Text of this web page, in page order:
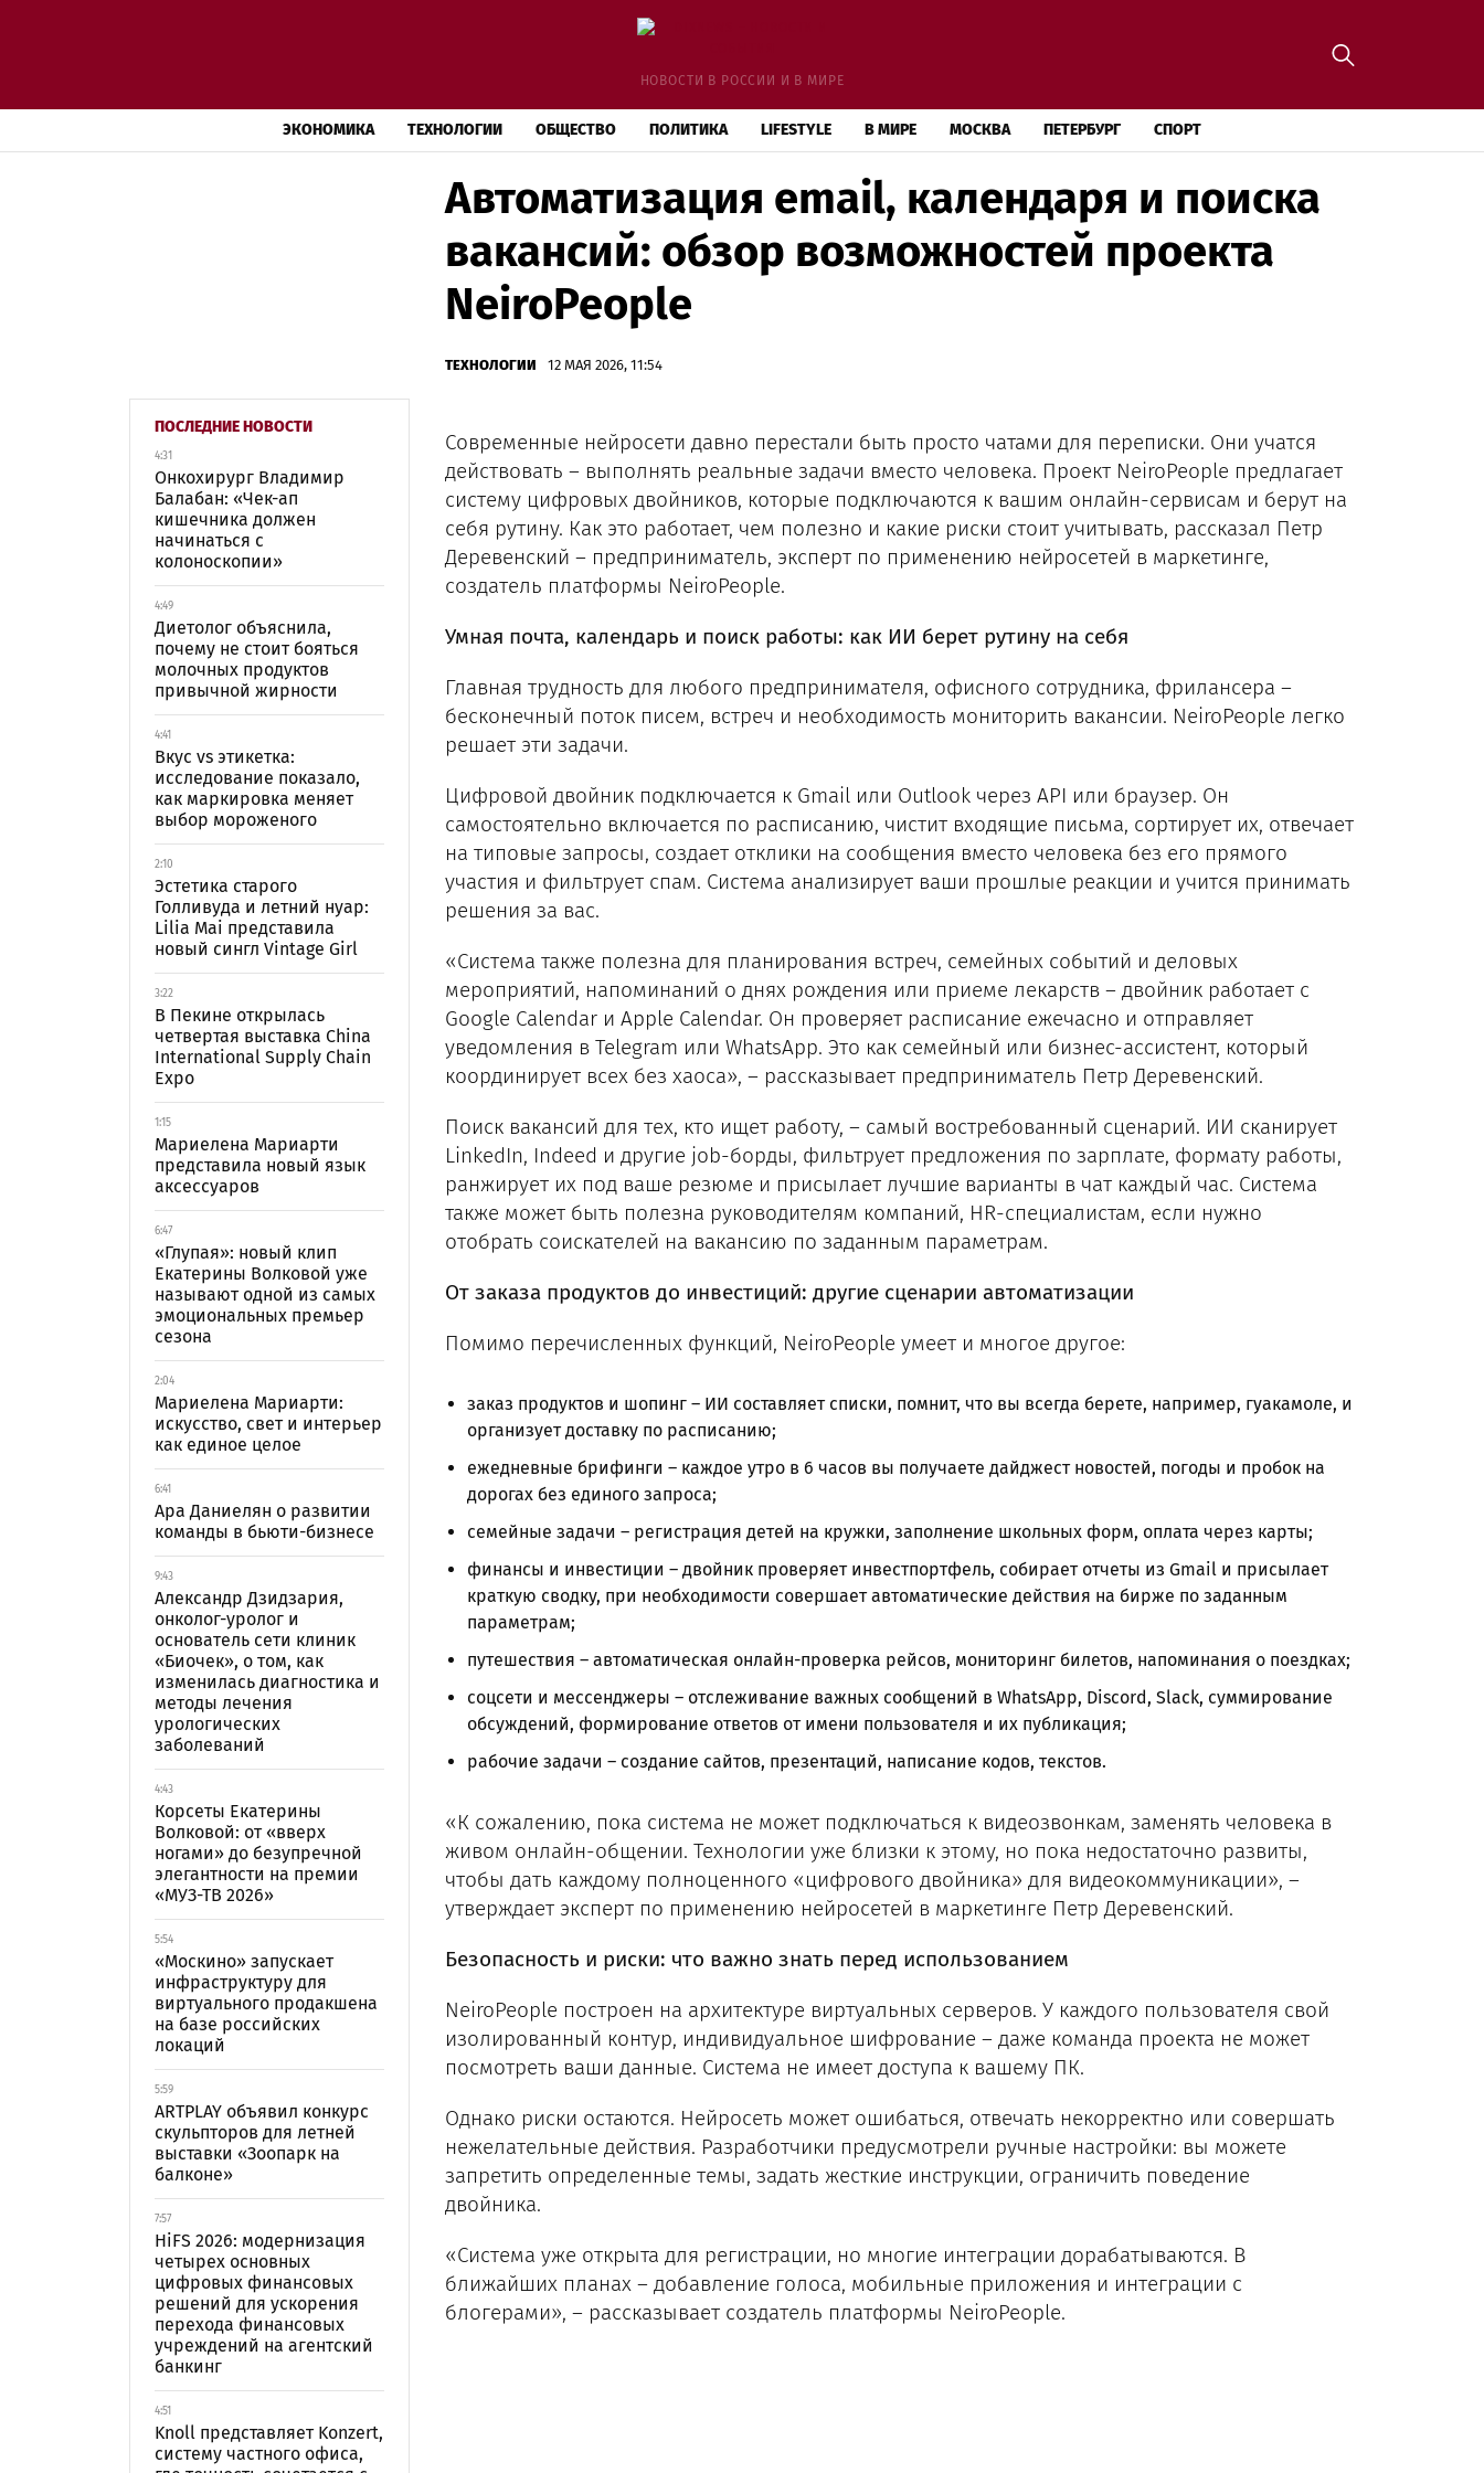
НОВОСТИ В РОССИИ И В МИРЕ
ЭКОНОМИКА ТЕХНОЛОГИИ ОБЩЕСТВО ПОЛИТИКА LIFESTYLE В МИРЕ МОСКВА ПЕТЕРБУРГ СПОРТ
Автоматизация email, календаря и поиска
вакансий: обзор возможностей проекта
NeiroPeople
ТЕХНОЛОГИИ 12 МАЯ 2026, 11:54
ПОСЛЕДНИЕ НОВОСТИ
4:31
Онкохирург Владимир
Балабан: «Чек-ап
кишечника должен
начинаться с
колоноскопии»
4:49
Диетолог объяснила,
почему не стоит бояться
молочных продуктов
привычной жирности
4:41
Вкус vs этикетка:
исследование показало,
как маркировка меняет
выбор мороженого
2:10
Эстетика старого
Голливуда и летний нуар:
Lilia Mai представила
новый сингл Vintage Girl
3:22
В Пекине открылась
четвертая выставка China
International Supply Chain
Expo
1:15
Мариелена Мариарти
представила новый язык
аксессуаров
6:47
«Глупая»: новый клип
Екатерины Волковой уже
называют одной из самых
эмоциональных премьер
сезона
2:04
Мариелена Мариарти:
искусство, свет и интерьер
как единое целое
6:41
Ара Даниелян о развитии
команды в бьюти-бизнесе
9:43
Александр Дзидзария,
онколог-уролог и
основатель сети клиник
«Биочек», о том, как
изменилась диагностика и
методы лечения
урологических
заболеваний
4:43
Корсеты Екатерины
Волковой: от «вверх
ногами» до безупречной
элегантности на премии
«МУЗ-ТВ 2026»
5:54
«Москино» запускает
инфраструктуру для
виртуального продакшена
на базе российских
локаций
5:59
ARTPLAY объявил конкурс
скульпторов для летней
выставки «Зоопарк на
балконе»
7:57
HiFS 2026: модернизация
четырех основных
цифровых финансовых
решений для ускорения
перехода финансовых
учреждений на агентский
банкинг
4:51
Knoll представляет Konzert,
систему частного офиса,
Современные нейросети давно перестали быть просто чатами для переписки. Они учатся
действовать – выполнять реальные задачи вместо человека. Проект NeiroPeople предлагает
систему цифровых двойников, которые подключаются к вашим онлайн-сервисам и берут на
себя рутину. Как это работает, чем полезно и какие риски стоит учитывать, рассказал Петр
Деревенский – предприниматель, эксперт по применению нейросетей в маркетинге,
создатель платформы NeiroPeople.
Умная почта, календарь и поиск работы: как ИИ берет рутину на себя
Главная трудность для любого предпринимателя, офисного сотрудника, фрилансера –
бесконечный поток писем, встреч и необходимость мониторить вакансии. NeiroPeople легко
решает эти задачи.
Цифровой двойник подключается к Gmail или Outlook через API или браузер. Он
самостоятельно включается по расписанию, чистит входящие письма, сортирует их, отвечает
на типовые запросы, создает отклики на сообщения вместо человека без его прямого
участия и фильтрует спам. Система анализирует ваши прошлые реакции и учится принимать
решения за вас.
«Система также полезна для планирования встреч, семейных событий и деловых
мероприятий, напоминаний о днях рождения или приеме лекарств – двойник работает с
Google Calendar и Apple Calendar. Он проверяет расписание ежечасно и отправляет
уведомления в Telegram или WhatsApp. Это как семейный или бизнес-ассистент, который
координирует всех без хаоса», – рассказывает предприниматель Петр Деревенский.
Поиск вакансий для тех, кто ищет работу, – самый востребованный сценарий. ИИ сканирует
LinkedIn, Indeed и другие job-борды, фильтрует предложения по зарплате, формату работы,
ранжирует их под ваше резюме и присылает лучшие варианты в чат каждый час. Система
также может быть полезна руководителям компаний, HR-специалистам, если нужно
отобрать соискателей на вакансию по заданным параметрам.
От заказа продуктов до инвестиций: другие сценарии автоматизации
Помимо перечисленных функций, NeiroPeople умеет и многое другое:
заказ продуктов и шопинг – ИИ составляет списки, помнит, что вы всегда берете, например, гуакамоле, и
организует доставку по расписанию;
ежедневные брифинги – каждое утро в 6 часов вы получаете дайджест новостей, погоды и пробок на
дорогах без единого запроса;
семейные задачи – регистрация детей на кружки, заполнение школьных форм, оплата через карты;
финансы и инвестиции – двойник проверяет инвестпортфель, собирает отчеты из Gmail и присылает
краткую сводку, при необходимости совершает автоматические действия на бирже по заданным
параметрам;
путешествия – автоматическая онлайн-проверка рейсов, мониторинг билетов, напоминания о поездках;
соцсети и мессенджеры – отслеживание важных сообщений в WhatsApp, Discord, Slack, суммирование
обсуждений, формирование ответов от имени пользователя и их публикация;
рабочие задачи – создание сайтов, презентаций, написание кодов, текстов.
«К сожалению, пока система не может подключаться к видеозвонкам, заменять человека в
живом онлайн-общении. Технологии уже близки к этому, но пока недостаточно развиты,
чтобы дать каждому полноценного «цифрового двойника» для видеокоммуникации», –
утверждает эксперт по применению нейросетей в маркетинге Петр Деревенский.
Безопасность и риски: что важно знать перед использованием
NeiroPeople построен на архитектуре виртуальных серверов. У каждого пользователя свой
изолированный контур, индивидуальное шифрование – даже команда проекта не может
посмотреть ваши данные. Система не имеет доступа к вашему ПК.
Однако риски остаются. Нейросеть может ошибаться, отвечать некорректно или совершать
нежелательные действия. Разработчики предусмотрели ручные настройки: вы можете
запретить определенные темы, задать жесткие инструкции, ограничить поведение
двойника.
«Система уже открыта для регистрации, но многие интеграции дорабатываются. В
ближайших планах – добавление голоса, мобильные приложения и интеграции с
блогерами», – рассказывает создатель платформы NeiroPeople.